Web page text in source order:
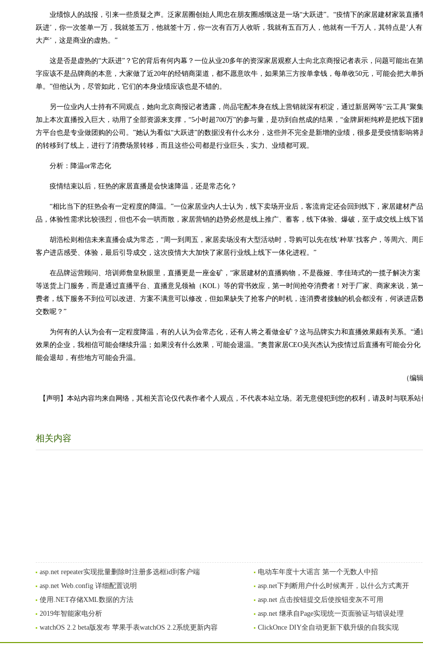
业绩惊人的战报，引来一些质疑之声。泛家居圈创始人周忠在朋友圈感慨这是一场“大跃进”。“疫情下的家居建材家装直播
跃进’，你一次签单一万，我就签五万，他就签十万，你一次有百万人收听，我就有五百万人，他就有一千万人，其特点是‘人
大产’，这是商业的虚热。”
这是否是虚热的“大跃进”？它的背后有何内幕？一位从业20多年的资深家居观察人士向北京商报记者表示，问题可能出在
字应该不是品牌商的本意，大家做了近20年的经销商渠道，都不愿意吹牛，如果第三方按单拿钱，每单收50元，可能会把大单
单。”但他认为，尽管如此，它们的本身业绩应该也是不错的。
另一位业内人士持有不同观点，她向北京商报记者透露，尚品宅配本身在线上营销就深有积淀，通过新居网等“云工具”聚
加上本次直播投入巨大，动用了全部资源来支撑，“5小时超700万”的参与量，是功到自然成的结果，“金牌厨柜纯粹是把线下团
方平台也是专业做团购的公司。”她认为看似“大跃进”的数据没有什么水分，这些并不完全是新增的业绩，很多是受疫情影响将
的转移到了线上，进行了消费场景转移，而且这些公司都是行业巨头，实力、业绩都可观。
分析：降温or常态化
疫情结束以后，狂热的家居直播是会快速降温，还是常态化？
“相比当下的狂热会有一定程度的降温。”一位家居业内人士认为，线下卖场开业后，客流肯定还会回到线下，家居建材产
品，体验性需求比较强烈，但也不会一哄而散，家居营销的趋势必然是线上推广、蓄客，线下体验、爆破，至于成交线上线下
胡浩松则相信未来直播会成为常态，“周一到周五，家居卖场没有大型活动时，导购可以先在线‘种草’找客户，等周六、周
客户进店感受、体验，最后引导成交，这次疫情大大加快了家居行业线上线下一体化进程。”
在品牌运营顾问、培训师詹皇秋眼里，直播更是一座金矿，“家居建材的直播购物，不是薇娅、李佳琦式的一揽子解决方案
等送货上门服务，而是通过直播平台、直播意见领袖（KOL）等的背书效应，第一时间抢夺消费者！对于厂家、商家来说，第
费者，线下服务不到位可以改进、方案不满意可以修改，但如果缺失了抢客户的时机，连消费者接触的机会都没有，何谈进店
交数呢？”
为何有的人认为会有一定程度降温，有的人认为会常态化，还有人将之看做金矿？这与品牌实力和直播效果颇有关系。“通
效果的企业，我相信可能会继续升温；如果没有什么效果，可能会退温。”奥普家居CEO吴兴杰认为疫情过后直播有可能会分化
能会退却，有些地方可能会升温。
（编
【声明】本站内容均来自网络，其相关言论仅代表作者个人观点，不代表本站立场。若无意侵犯到您的权利，请及时与联系
相关内容
asp.net repeater实现批量删除时注册多选框id到客户端
电动车年度十大谣言 第一个无数人中招
asp.net Web.config 详细配置说明
asp.net下判断用户什么时候离开，以什么方式离开
使用.NET存储XML数据的方法
asp.net 点击按钮提交后使按钮变灰不可用
2019年智能家电分析
asp.net 继承自Page实现统一页面验证与错误处理
watchOS 2.2 beta版发布 苹果手表watchOS 2.2系统更新内容
ClickOnce DIY全自动更新下载升级的自我实现